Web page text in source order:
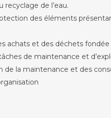
de l’eau.
des éléments
achats et des déchets fondée
de maintenance et
de la maintenance et des